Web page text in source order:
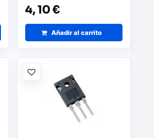
4,10 €
Añadir al carrito